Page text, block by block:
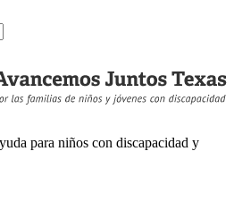
para niños con discapacidad y